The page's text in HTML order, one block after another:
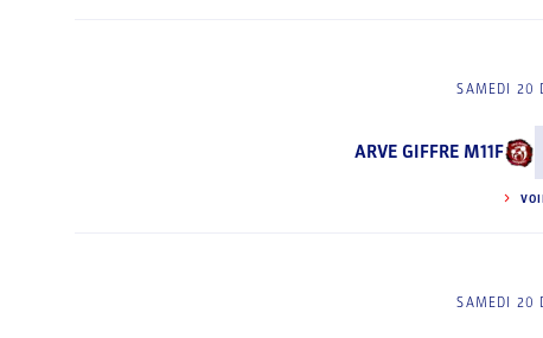
SAMEDI 20
ARVE GIFFRE M11F
SAMEDI 20